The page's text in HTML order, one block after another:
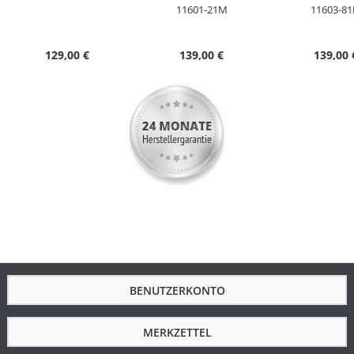
Funktionen
Sommer- und Winterzeit,
Leuchtzeiger/ -ziffern, Leuchtziffern,
Stunde/Minute/Sekunde,
Überladeschutz
180 Tage
Armbandmaterial
Titan
Silber
129,00 €
11601-21M
139,00 €
11603-
139,00
BENUTZERKONTO
MERKZETTEL